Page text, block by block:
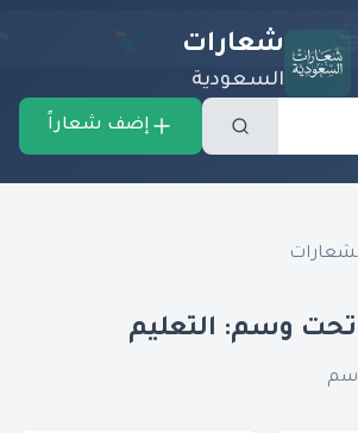
شعارات
السعودية
إضف شعاراً
تحت وسم: التعليم